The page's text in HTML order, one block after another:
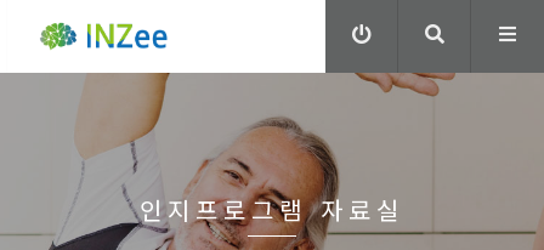
인지프로그램 자료실